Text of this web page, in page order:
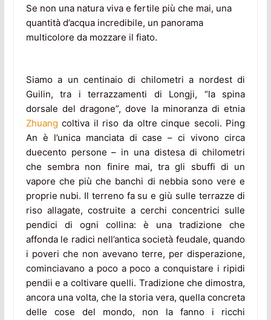
Se non una natura viva e fertile più che mai, una
quantità d’acqua incredibile, un panorama
multicolore da mozzare il fiato.
Siamo a un centinaio di chilometri a nordest di
Guilin, tra i terrazzamenti di Longji, “la spina
dorsale del dragone”, dove la minoranza di etnia
Zhuang coltiva il riso da oltre cinque secoli. Ping
An è l’unica manciata di case – ci vivono circa
duecento persone – in una distesa di chilometri
che sembra non finire mai, tra gli sbuffi di un
vapore che più che banchi di nebbia sono vere e
proprie nubi. Il terreno fa su e giù sulle terrazze di
riso allagate, costruite a cerchi concentrici sulle
pendici di ogni collina: è una tradizione che
affonda le radici nell’antica società feudale, quando
i poveri che non avevano terre, per disperazione,
cominciavano a poco a poco a conquistare i ripidi
pendii e a coltivare quelli. Tradizione che dimostra,
ancora una volta, che la storia vera, quella concreta
delle cose del mondo, non la fanno i ricchi